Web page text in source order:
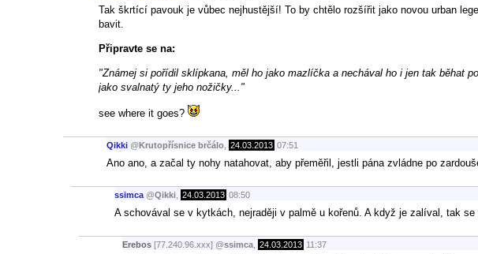
Tak škrtící pavouk je vůbec nejhustější! To by chtělo rozšířit jako novou urban
bavit.
Připravte se na:
"Známej si pořídil sklípkana, měl ho jako mazlíčka a nechával ho i jen tak běhat
jako svalnatý ty jeho nožičky..."
see where it goes?
Qikki @Krutopřísnice brčálo 24.03.2013 07:51
Ano ano, a začal ty nohy natahovat, aby přeměřil, jestli pána zvládne po
ssimca @Qikki 24.03.2013 08:50
A schovával se v kytkách, nejraději v palmě u kořenů. A když je zalíval, tak
Erebos [77.240.96.xxx] @ssimca 24.03.2013 11:37